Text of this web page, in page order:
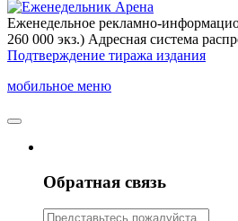
Еженедельное рекламно-
260 000 экз.) Адресная система
Подтверждение тиража издания
мобильное меню
Обратная связь